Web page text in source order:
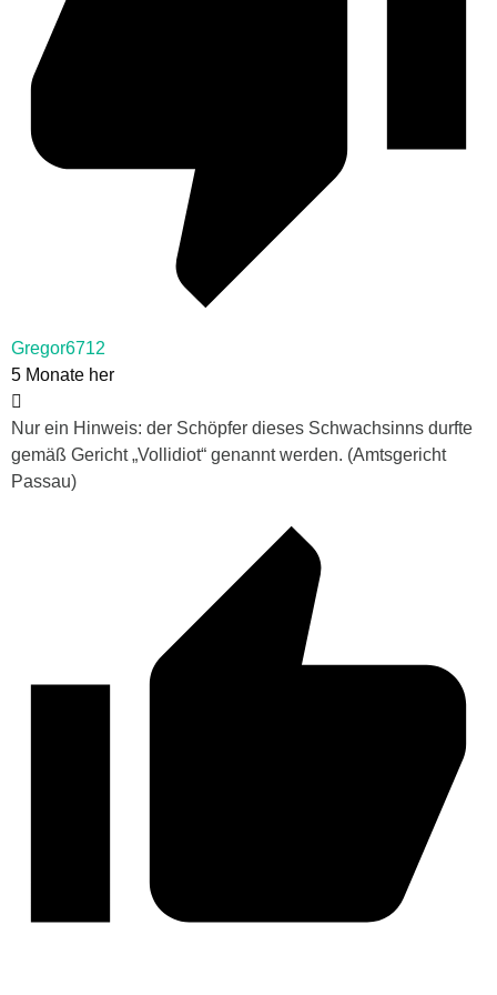
Gregor6712
5 Monate her
Nur ein Hinweis: der Schöpfer dieses Schwachsinns durfte
gemäß Gericht „Vollidiot“ genannt werden. (Amtsgericht
Passau)